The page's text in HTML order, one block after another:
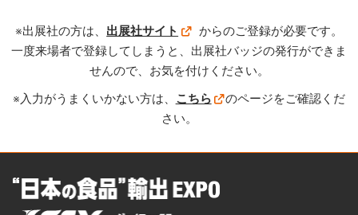
※出展社の方は、 出展社サイト
からのご登録が必要です。
一度来場者で登録してしまうと、出展社バッジの発行ができま
せんので、お気を付けください。
※入力がうまくいかない方は、 こちら
のページをご確認くだ
さい。